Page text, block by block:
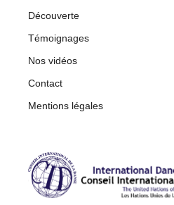
Découverte
Témoignages
Nos vidéos
Contact
Mentions légales